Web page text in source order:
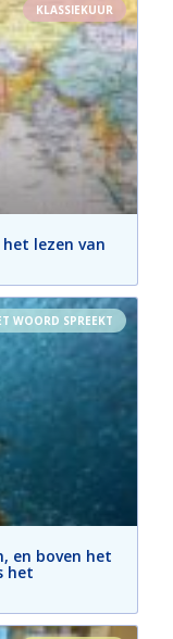
KLASSIEKUUR
lezen van
WOORD SPREEKT
en boven het
het